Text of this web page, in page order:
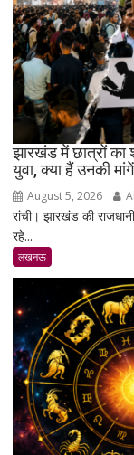
झारखंड में छात्रों
युवा, क्या हैं उनकी
August 5, 2026
रांची। झारखंड की
रहे...
लखनऊ